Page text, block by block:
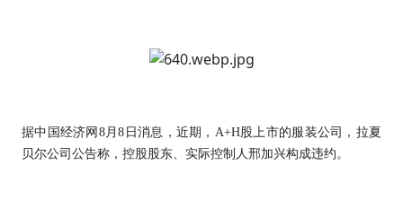
据中国经济网8月8日消息，近期，A+H股上市的服装公司，拉夏
贝尔公司公告称，控股股东、实际控制人邢加兴构成违约。